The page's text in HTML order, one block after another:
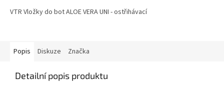
z
VTR Vložky do bot ALOE VERA UNI - ostřihávací
Popis Diskuze Značka
Detailní popis produktu